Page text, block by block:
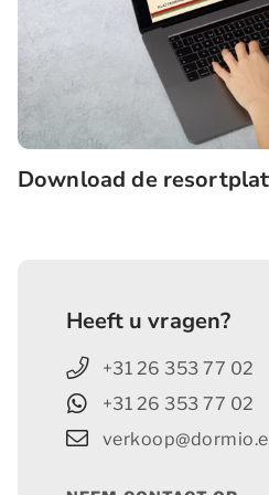
bakstenen en op het dak
dakpannen. De Eland
kavelnummers 15, 16, 17 en
De plattegronden,
exclusief btw.
Download de
Heeft u vragen?
+31 26 353 77 02
+31 26 353 77 02